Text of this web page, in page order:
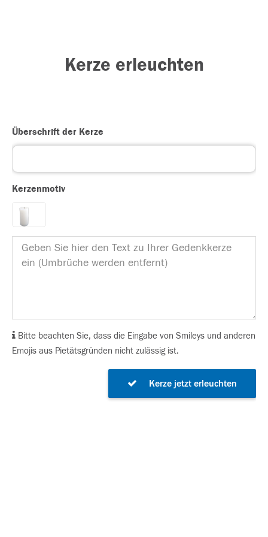
Kerze erleuchten
Überschrift der Kerze
Kerzenmotiv
Bitte beachten Sie, dass die Eingabe von Smileys und anderen
Emojis aus Pietätsgründen nicht zulässig ist.
Kerze jetzt erleuchten